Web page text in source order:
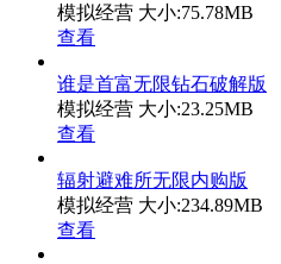
模拟经营 大小:75.78MB
查看
谁是首富无限钻石破解版
模拟经营 大小:23.25MB
查看
辐射避难所无限内购版
模拟经营 大小:234.89MB
查看